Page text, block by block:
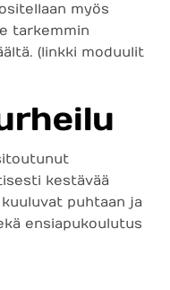
myös
tarkemmin
(linkki moduulit
kestävää
puhtaan ja
ensiapukoulutus